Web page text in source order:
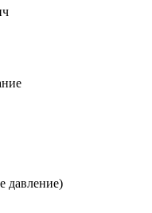
давление)